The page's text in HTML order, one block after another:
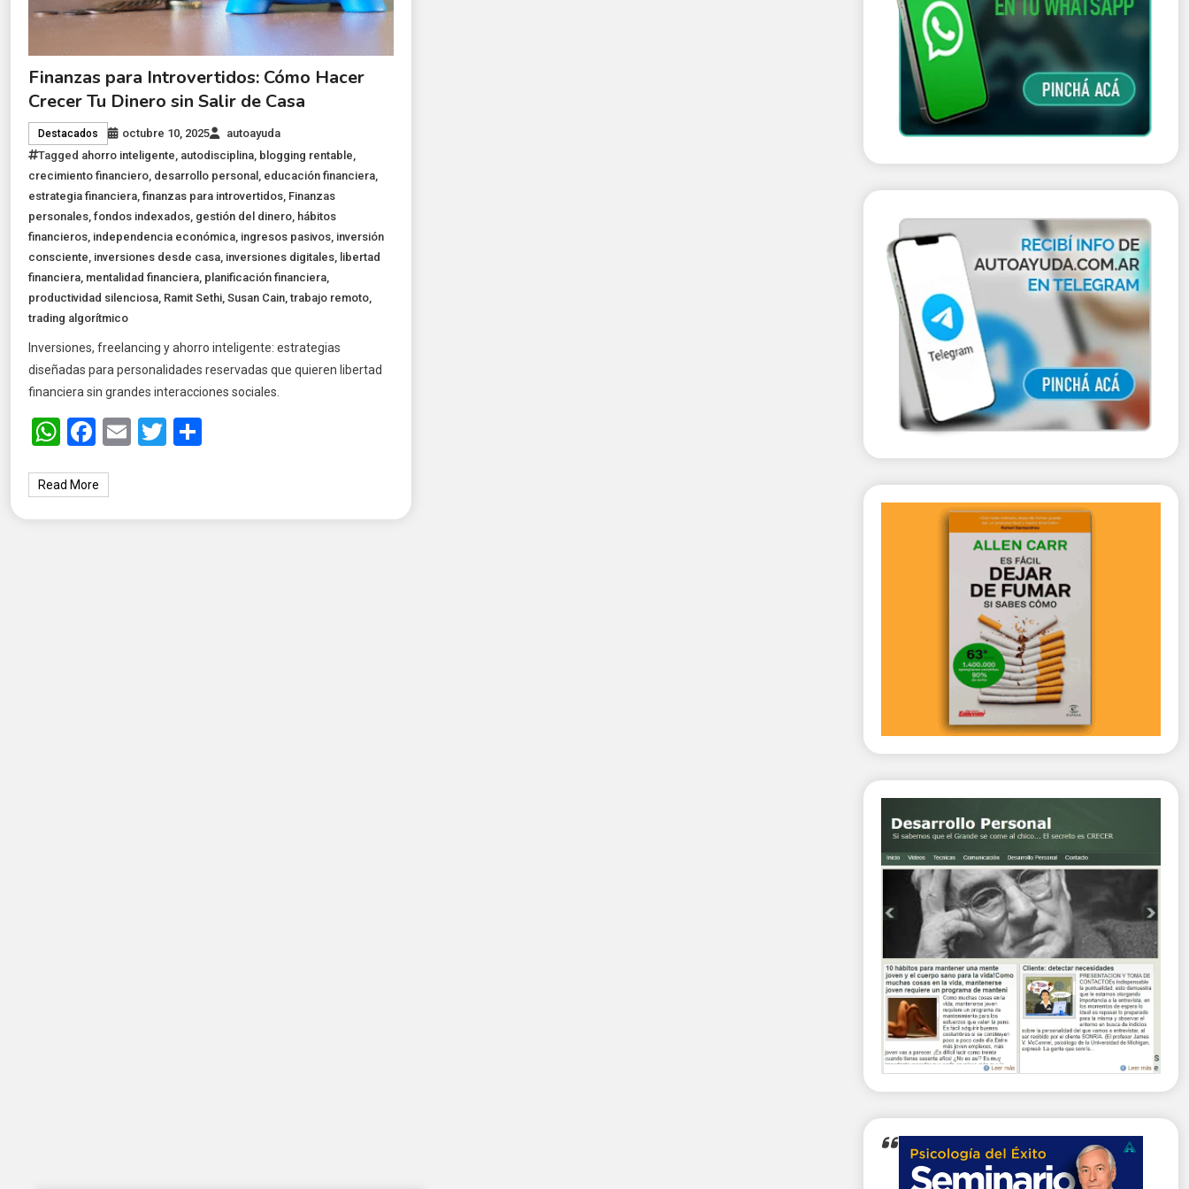
Finanzas para Introvertidos: Cómo Hacer
Crecer Tu Dinero sin Salir de Casa
Destacados octubre 10, 2025
autoayuda
Tagged ahorro inteligente autodisciplina blogging rentable
crecimiento financiero desarrollo personal educación financiera
estrategia financiera ,finanzas para introvertidos Finanzas
personales ,fondos indexados gestión del dinero hábitos
financieros independencia económica ingresos pasivos inversión
consciente inversiones desde casa inversiones digitales libertad
financiera mentalidad financiera planificación financiera
productividad silenciosa Ramit Sethi ,Susan Cain ,trabajo remoto
trading algorítmico
Inversiones, freelancing y ahorro inteligente: estrategias
diseñadas para personalidades reservadas que quieren libertad
financiera sin grandes interacciones sociales.
WhatsApp
Facebook
EmailTwitter
Read More